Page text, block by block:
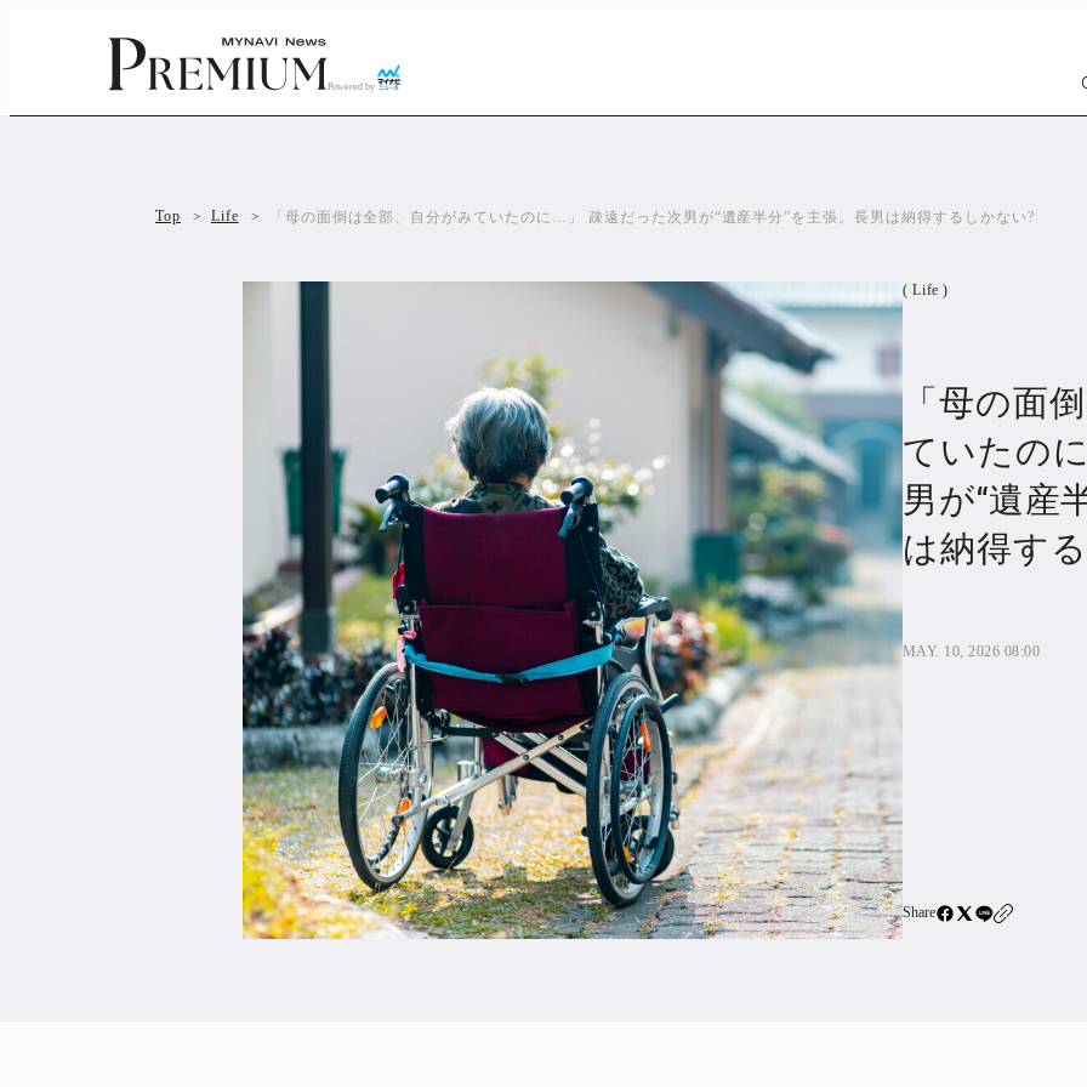
Powered by
Car1303
PR
住宅ロ
Top Life 「母の面倒は全部、自分がみていたのに…」 疎遠だった次男が“遺産半分”を主張。長男は納得するしかない?
( Life )
「母の面
ていたの
男が“遺産
は納得す
MAY. 10, 2026 08:00
Share